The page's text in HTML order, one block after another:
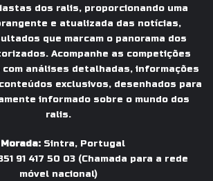
dos ralis, proporcionando uma
e atualizada das notícias,
que marcam o panorama dos
Acompanhe as competições
análises detalhadas, informações
exclusivos, desenhados para
informado sobre o mundo dos
ralis.
Morada: Sintra, Portugal
91 417 50 03(Chamada para a rede
móvel nacional)